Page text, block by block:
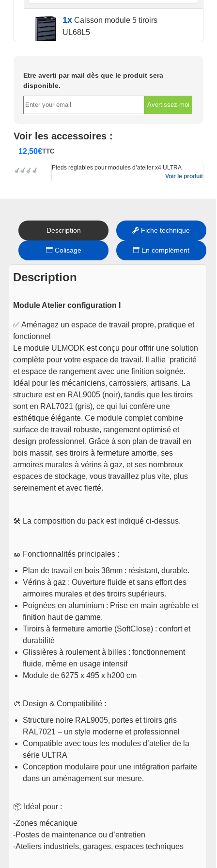
1xCaisson module 5 tiroirs
UL68L5
Le
319€.
Le
299€.
et 1 porte (sans plan de
prix
initial
499
prix
actuel
Temporairement épuisé
Voir le produit
369€ 329€
prix
actuel
est :
329€.
TTC
En stock
Voir le produit
module UL68D2
En stock
papier et armoire UL68TB
Le
prix
initial
249€.
229€Le
prix
actuel
est :
229€.
Voir le produit
Servante 5 tiroirs pour
module UL68SC
310€
prix
initial
était :
289€
prix
actuel
est :
289€.
TTC
Plus que 1 en stock
Voir le produit
16xRaccordement pour
En stock
7x Panneau perforé pour
module UL10BP
45 TTC
Quantité insuffisante (dispo: 4)
Voir le produit
ULTRA
Le
prix
119€.
99€Le
prix
99€.
Voir le produit
2x Plan de travail double
1361 x 463 x 38mm
159 €
Voir le produit
225
En stock
Voir le produit
Etre averti par mail dès que le produit sera
disponible.
Avertissez-moi
Voir les accessoires :
Pieds réglables pour modules d’atelier x4 ULTRA
Voir le produit
12,50€TTC
Description Fiche technique
Colisage En complément
Description
Module Atelier configuration I
✅ Aménagez un espace de travail propre, pratique et
fonctionnel
Le module ULMODK est conçu pour offrir une solution
complète pour votre espace de travail. Il allie praticité
et espace de rangement avec une finition soignée.
Idéal pour les mécaniciens, carrossiers, artisans. La
structure est en RAL9005 (noir), tandis que les tiroirs
sont en RAL7021 (gris), ce qui lui confère une
esthétique élégante. Ce module complet combine
surface de travail robuste, rangement optimisé et
design professionnel. Grâce à son plan de travail en
bois massif, ses tiroirs à fermeture amortie, ses
armoires murales à vérins à gaz, et ses nombreux
espaces de stockage, vous travaillez plus vite, plus
sereinement et avec fierté.
🛠️ La composition du pack est indiqué ci-dessus.
🧽 Fonctionnalités principales :
Plan de travail en bois 38mm : résistant, durable.
Vérins à gaz : Ouverture fluide et sans effort des
armoires murales et des tiroirs supérieurs.
Poignées en aluminium : Prise en main agréable et
finition haut de gamme.
Tiroirs à fermeture amortie (SoftClose) : confort et
durabilité
Glissières à roulement à billes : fonctionnement
fluide, même en usage intensif
Module de 6275 x 495 x h200 cm
🎨 Design & Compatibilité :
Structure noire RAL9005, portes et tiroirs gris
RAL7021 – un style moderne et professionnel
Compatible avec tous les modules d’atelier de la
série ULTRA
Conception modulaire pour une intégration parfaite
dans un aménagement sur mesure.
📦 Idéal pour :
-Zones mécanique
-Postes de maintenance ou d’entretien
-Ateliers industriels, garages, espaces techniques